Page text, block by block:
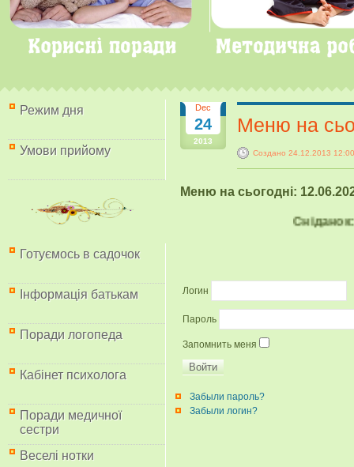
Режим дня
Умови прийому
Готуємось в садочок
Інформація батькам
Поради логопеда
Кабінет психолога
Поради медичної
сестри
Веселі нотки
Dec
24
2013
Меню на
Создано 24.12.2013 12:00
Меню на сьогодні:
Сніданок:
Логин
Пароль
Запомнить меня
Забыли пароль?
Забыли логин?